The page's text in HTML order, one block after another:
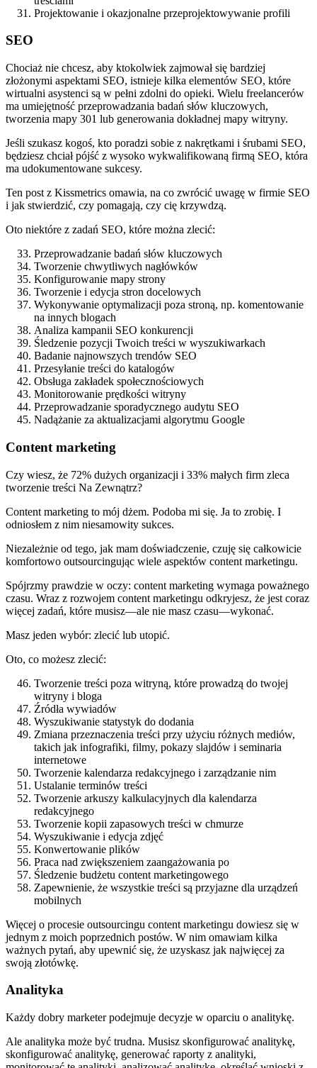
Projektowanie i okazjonalne przeprojektowywanie profili
SEO
Chociaż nie chcesz, aby ktokolwiek zajmował się bardziej
złożonymi aspektami SEO, istnieje kilka elementów SEO, które
wirtualni asystenci są w pełni zdolni do opieki. Wielu freelancerów
ma umiejętność przeprowadzania badań słów kluczowych,
tworzenia mapy 301 lub generowania dokładnej mapy witryny.
Jeśli szukasz kogoś, kto poradzi sobie z nakrętkami i śrubami SEO,
będziesz chciał pójść z wysoko wykwalifikowaną firmą SEO, która
ma udokumentowane sukcesy.
Ten post z Kissmetrics omawia, na co zwrócić uwagę w firmie SEO
i jak stwierdzić, czy pomagają, czy cię krzywdzą.
Oto niektóre z zadań SEO, które można zlecić:
Przeprowadzanie badań słów kluczowych
Tworzenie chwytliwych nagłówków
Konfigurowanie mapy strony
Tworzenie i edycja stron docelowych
Wykonywanie optymalizacji poza stroną, np. komentowanie
na innych blogach
Analiza kampanii SEO konkurencji
Śledzenie pozycji Twoich treści w wyszukiwarkach
Badanie najnowszych trendów SEO
Przesyłanie treści do katalogów
Obsługa zakładek społecznościowych
Monitorowanie prędkości witryny
Przeprowadzanie sporadycznego audytu SEO
Nadążanie za aktualizacjami algorytmu Google
Content marketing
Czy wiesz, że 72% dużych organizacji i 33% małych firm zleca
tworzenie treści Na Zewnątrz?
Content marketing to mój dżem. Podoba mi się. Ja to zrobię. I
odniosłem z nim niesamowity sukces.
Niezależnie od tego, jak mam doświadczenie, czuję się całkowicie
komfortowo outsourcingując wiele aspektów content marketingu.
Spójrzmy prawdzie w oczy: content marketing wymaga poważnego
czasu. Wraz z rozwojem content marketingu odkryjesz, że jest coraz
więcej zadań, które musisz—ale nie masz czasu—wykonać.
Masz jeden wybór: zlecić lub utopić.
Oto, co możesz zlecić:
Tworzenie treści poza witryną, które prowadzą do twojej
witryny i bloga
Źródła wywiadów
Wyszukiwanie statystyk do dodania
Zmiana przeznaczenia treści przy użyciu różnych mediów,
takich jak infografiki, filmy, pokazy slajdów i seminaria
internetowe
Tworzenie kalendarza redakcyjnego i zarządzanie nim
Ustalanie terminów treści
Tworzenie arkuszy kalkulacyjnych dla kalendarza
redakcyjnego
Tworzenie kopii zapasowych treści w chmurze
Wyszukiwanie i edycja zdjęć
Konwertowanie plików
Praca nad zwiększeniem zaangażowania po
Śledzenie budżetu content marketingowego
Zapewnienie, że wszystkie treści są przyjazne dla urządzeń
mobilnych
Więcej o procesie outsourcingu content marketingu dowiesz się w
jednym z moich poprzednich postów. W nim omawiam kilka
ważnych pytań, aby upewnić się, że uzyskasz jak najwięcej za
swoją złotówkę.
Analityka
Każdy dobry marketer podejmuje decyzje w oparciu o analitykę.
Ale analityka może być trudna. Musisz skonfigurować analitykę,
skonfigurować analitykę, generować raporty z analityki,